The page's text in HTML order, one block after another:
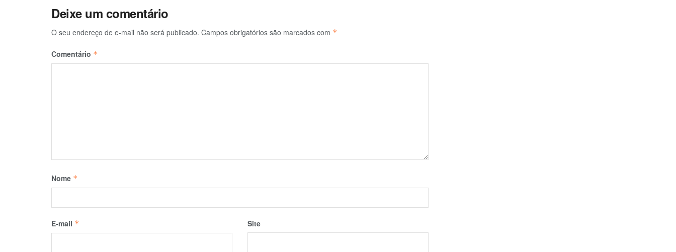
Deixe um comentário
O seu endereço de e-mail não será publicado. Campos obrigatórios são marcados com *
Comentário *
Nome *
E-mail * Site